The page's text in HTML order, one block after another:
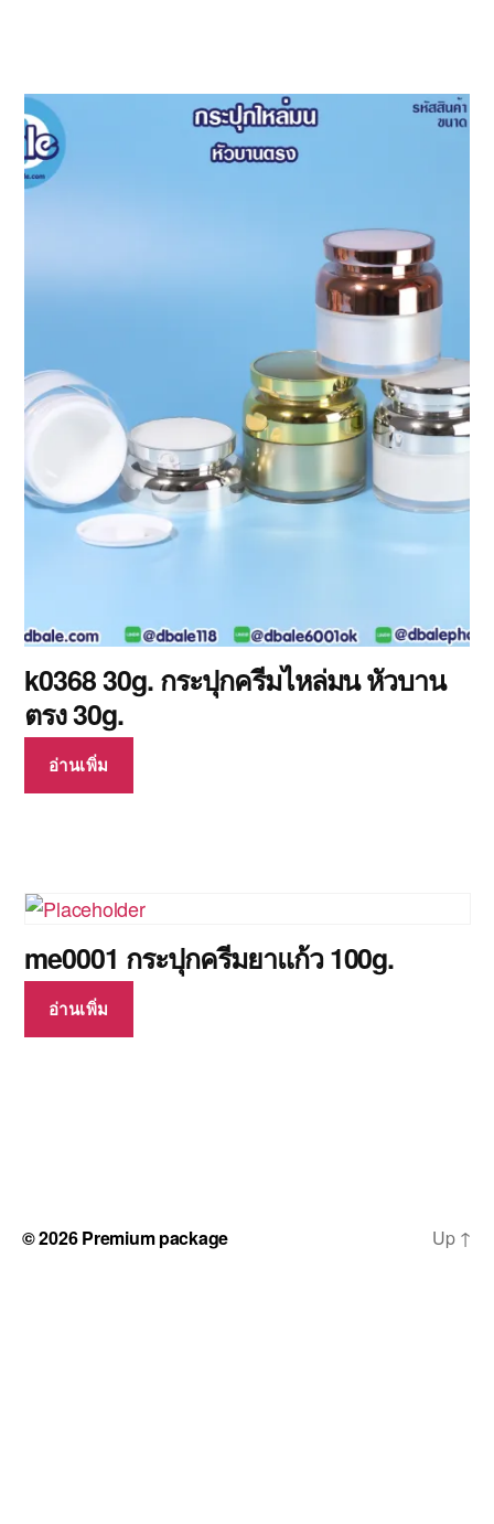
k0368 30g. กระปุกครีมไหล่มน หัวบาน
ตรง 30g.
อ่านเพิ่ม
me0001 กระปุกครีมยาแก้ว 100g.
อ่านเพิ่ม
© 2026Premium package Up ↑